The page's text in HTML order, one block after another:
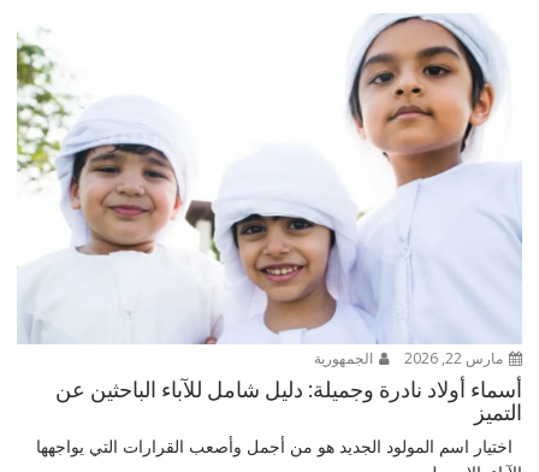
مارس 22, 2026 الجمهورية
أسماء أولاد نادرة وجميلة: دليل شامل للآباء الباحثين عن
التميز
اختيار اسم المولود الجديد هو من أجمل وأصعب القرارات التي يواجهها